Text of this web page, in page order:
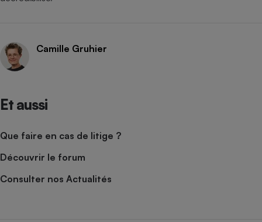
Camille Gruhier
Et aussi
Que faire en cas de litige ?
Découvrir le forum
Consulter nos Actualités